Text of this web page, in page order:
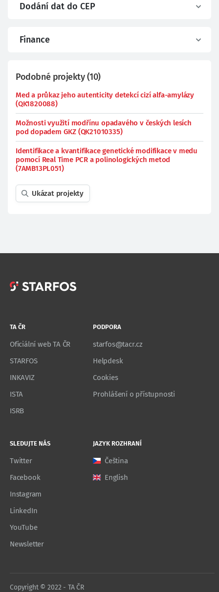
Dodání dat do CEP
Finance
Podobné projekty(10)
Med a průkaz jeho autenticity detekcí cizí alfa-amylázy
(QK1820088)
Možnosti využití modřínu opadavého v českých lesích
pod dopadem GKZ (QK21010335)
Identifikace a kvantifikace genetické modifikace v medu
pomocí Real Time PCR a polinologických metod
(7AMB13PL051)
Ukázat projekty
TA ČR
Oficiální web TA ČR
STARFOS
INKAVIZ
ISTA
ISRB
PODPORA
starfos@tacr.cz
Helpdesk
Cookies
Prohlášení o přístupnosti
SLEDUJTE NÁS
Twitter
Facebook
Instagram
LinkedIn
YouTube
Newsletter
JAZYK ROZHRANÍ
Čeština
English
Copyright © 2022 - TA ČR